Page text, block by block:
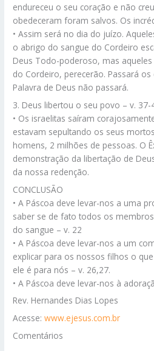
endureceu o seu coração e não
obedeceram foram salvos. Os
• Assim será no dia do juízo.
o abrigo do sangue do Cordeiro
Deus Todo-poderoso, mas
do Cordeiro, perecerão. Passará
Palavra de Deus não passará.
3. Deus libertou o seu povo – v. 37-
• Os israelitas saíram
estavam sepultando os seus
homens, 2 milhões de pessoas. O
demonstração da libertação de
da nossa redenção.
CONCLUSÃO
• A Páscoa deve levar-nos a uma
saber se de fato todos os
do sangue – v. 22
• A Páscoa deve levar-nos a um
explicar para os nossos filhos o
ele é para nós – v. 26,27.
• A Páscoa deve levar-nos à
Rev. Hernandes Dias Lopes
Acesse:www.ejesus.com.br
Comentários